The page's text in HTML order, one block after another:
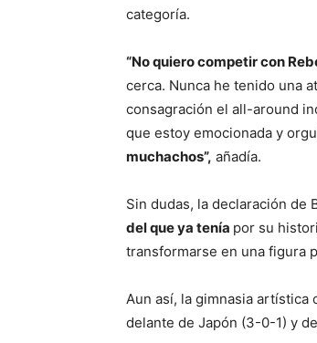
categoría.
“No quiero competir con
cerca. Nunca he tenido una
consagración el all-around
que estoy emocionada y
muchachos”, añadía.
Sin dudas, la declaración de
del que ya tenía por su
transformarse en una figura
Aun así, la gimnasia artística
delante de Japón (3-0-1) y